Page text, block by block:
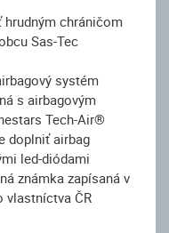
hrudným chráničom
Sas-Tec
systém
s airbagovým
Tech-Air®
doplniť airbag
led-diódami
známka zapísaná v
vlastníctva ČR